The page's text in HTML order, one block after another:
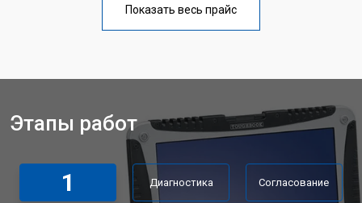
Замена клавиатуры от 2900 ₽
Замена матрицы ноутбука Panasonic от 2300 ₽ Заказать
Замена Wi-Fi ноутбука Panasonic
Ремонт цепи питания от 3500 ₽ Заказать
Показать весь прайс
Этапы работ
1 Диагностика Согласование